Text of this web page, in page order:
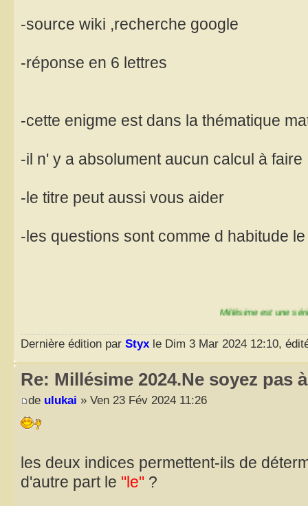
-source wiki ,recherche google
-réponse en 6 lettres
-cette enigme est dans la thématique
-il n' y a absolument aucun calcul à faire
-le titre peut aussi vous aider
-les questions sont comme d habitude
Millésime est une série de 15
Dernière édition par Styx le Dim 3 Mar 2024 12:10,
Re: Millésime 2024.Ne soyez pas
de ulukai » Ven 23 Fév 2024 11:26
les deux indices permettent-ils de
d'autre part le "le" ?